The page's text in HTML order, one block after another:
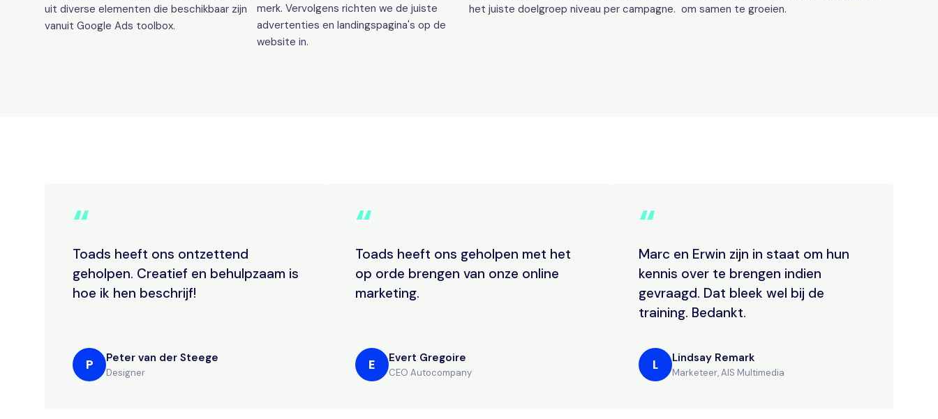
uit diverse elementen die beschikbaar zijn
vanuit Google Ads toolbox.
merk. Vervolgens richten we de juiste
advertenties en landingspagina's op de
website in.
het juiste doelgroep niveau per campagne. om samen te groeien.
“
Toads heeft ons ontzettend
geholpen. Creatief en behulpzaam is
hoe ik hen beschrijf!
P Peter van der Steege
Designer
“
Toads heeft ons geholpen met het
op orde brengen van onze online
marketing.
E Evert Gregoire
CEO Autocompany
“
Marc en Erwin zijn in staat om hun
kennis over te brengen indien
gevraagd. Dat bleek wel bij de
training. Bedankt.
L Lindsay Remark
Marketeer, AIS Multimedia